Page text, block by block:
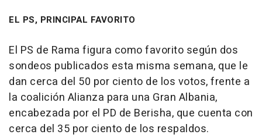
EL PS, PRINCIPAL FAVORITO
El PS de Rama figura como favorito según dos
sondeos publicados esta misma semana, que le
dan cerca del 50 por ciento de los votos, frente a
la coalición Alianza para una Gran Albania,
encabezada por el PD de Berisha, que cuenta con
cerca del 35 por ciento de los respaldos.